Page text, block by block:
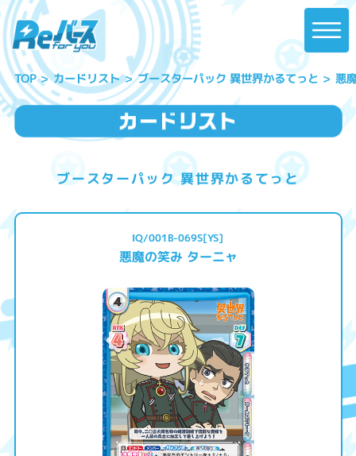
TOP カードリスト ブースターパック 異世界かるてっと 悪
ブースターパック 異世界かるてっと
IQ/001B-069S[YS]
悪魔の笑み ターニャ